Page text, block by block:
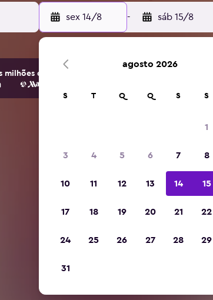
sex 14/8 - sáb 15/8
de opções de hotéis e alojamento.
agosto 2026
S T Q Q S S
1
3 4 5 6 7 8
10 11 12 13 14 15
17 18 19 20 21 22
24 25 26 27 28 29
31